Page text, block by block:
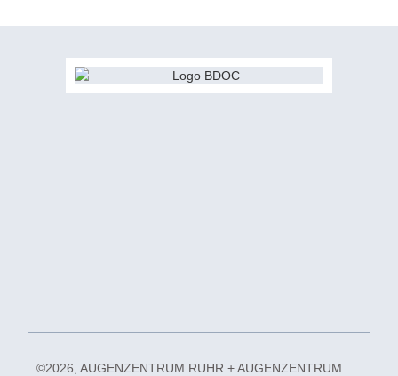
©2026, AUGENZENTRUM RUHR + AUGENZENTRUM